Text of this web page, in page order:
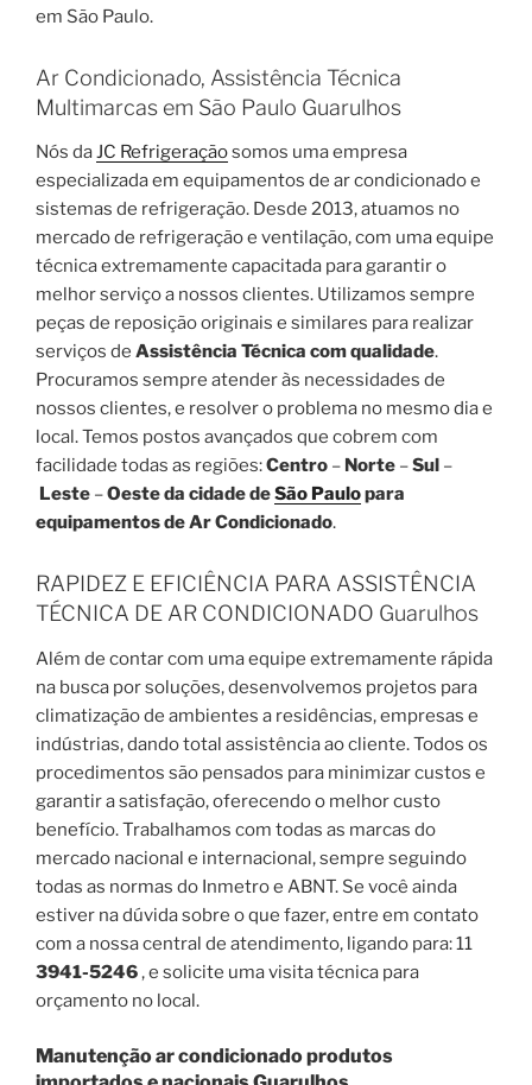
em São Paulo.
Ar Condicionado, Assistência Técnica
Multimarcas em São Paulo Guarulhos
Nós daJC Refrigeraçãosomos uma empresa
especializada em equipamentos de ar condicionado e
sistemas de refrigeração. Desde 2013, atuamos no
mercado de refrigeração e ventilação, com uma equipe
técnica extremamente capacitada para garantir o
melhor serviço a nossos clientes. Utilizamos sempre
peças de reposição originais e similares para realizar
serviços de Assistência Técnica com qualidade.
Procuramos sempre atender às necessidades de
nossos clientes, e resolver o problema no mesmo dia e
local. Temos postos avançados que cobrem com
facilidade todas as regiões:Centro – Norte –Sul –
Leste –Oeste da cidade deSão Paulopara
equipamentos de Ar Condicionado.
RAPIDEZ E EFICIÊNCIA PARA ASSISTÊNCIA
TÉCNICA DE AR CONDICIONADO Guarulhos
Além de contar com uma equipe extremamente rápida
na busca por soluções, desenvolvemos projetos para
climatização de ambientes a residências, empresas e
indústrias, dando total assistência ao cliente. Todos os
procedimentos são pensados para minimizar custos e
garantir a satisfação, oferecendo o melhor custo
benefício. Trabalhamos com todas as marcas do
mercado nacional e internacional, sempre seguindo
todas as normas do Inmetro e ABNT. Se você ainda
estiver na dúvida sobre o que fazer, entre em contato
com a nossa central de atendimento, ligando para: 11
3941-5246, e solicite uma visita técnica para
orçamento no local.
Manutenção ar condicionado produtos